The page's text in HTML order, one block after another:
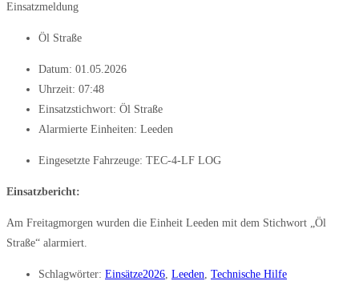
Einsatzmeldung
Öl Straße
Datum: 01.05.2026
Uhrzeit: 07:48
Einsatzstichwort: Öl Straße
Alarmierte Einheiten: Leeden
Eingesetzte Fahrzeuge: TEC-4-LF LOG
Einsatzbericht:
Am Freitagmorgen wurden die Einheit Leeden mit dem Stichwort „Öl
Straße“ alarmiert.
Schlagwörter: Einsätze2026, Leeden, Technische Hilfe